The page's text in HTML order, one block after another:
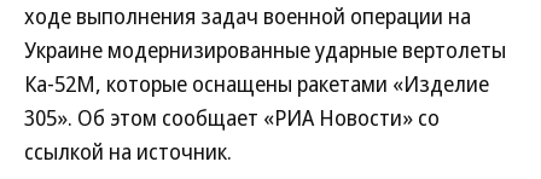
ходе выполнения задач военной операции на
Украине модернизированные ударные вертолеты
Ка-52М, которые оснащены ракетами «Изделие
305». Об этом сообщает «РИА Новости» со
ссылкой на источник.